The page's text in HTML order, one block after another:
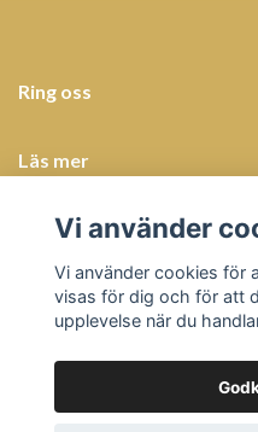
Ring oss
Läs mer
Sociala medier
Vi använder
Vi använder cookies för
visas för dig och för att
upplevelse när du